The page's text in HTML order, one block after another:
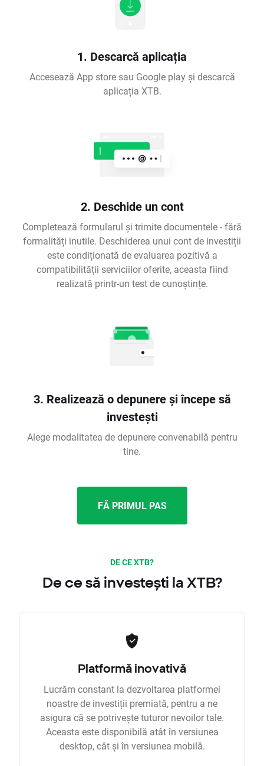
1. Descarcă aplicația
Accesează App store sau Google play și descarcă
aplicația XTB.
2. Deschide un cont
Completează formularul și trimite documentele - fără
formalități inutile. Deschiderea unui cont de investiții
este condiționată de evaluarea pozitivă a
compatibilității serviciilor oferite, aceasta fiind
realizată printr-un test de cunoștințe.
3. Realizează o depunere și începe să
investești
Alege modalitatea de depunere convenabilă pentru
tine.
FĂ PRIMUL PAS
DE CE XTB?
De ce să investești la XTB?
Platformă inovativă
Lucrăm constant la dezvoltarea platformei
noastre de investiții premiată, pentru a ne
asigura că se potrivește tuturor nevoilor tale.
Aceasta este disponibilă atât în versiunea
desktop, cât și în versiunea mobilă.